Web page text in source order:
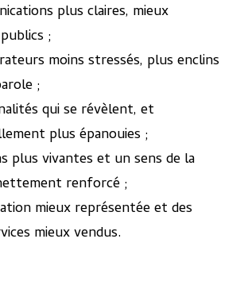
plus claires, mieux
;
moins stressés, plus enclins
;
qui se révèlent, et
plus épanouies ;
plus vivantes et un sens de la
renforcé ;
mieux représentée et des
mieux vendus.